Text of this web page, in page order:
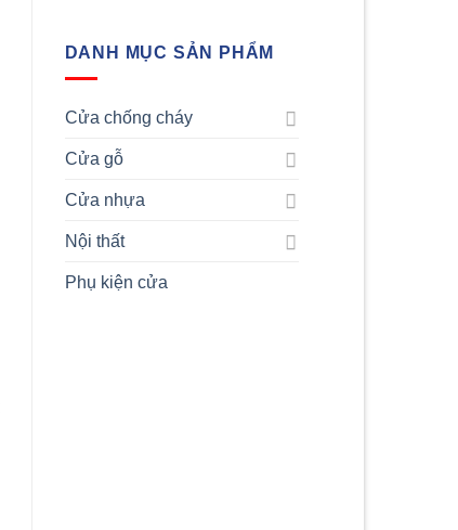
DANH MỤC SẢN PHẨM
Cửa chống cháy
Cửa gỗ
Cửa nhựa
Nội thất
Phụ kiện cửa